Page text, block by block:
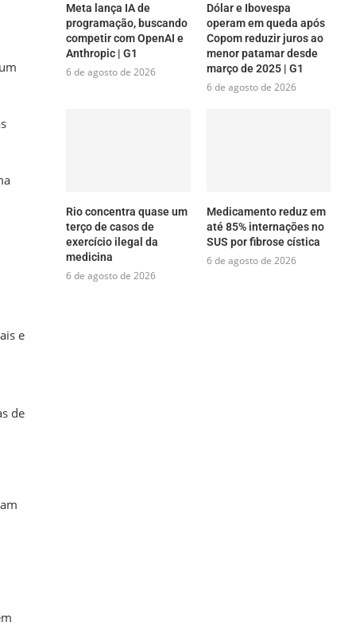
e
de
Meta lança IA de
programação, buscando
competir com OpenAI e
Anthropic | G1
6 de agosto de 2026
Dólar e Ibovespa
operam em queda após
Copom reduzir juros ao
menor patamar desde
março de 2025 | G1
6 de agosto de 2026
Rio concentra quase um
terço de casos de
exercício ilegal da
medicina
6 de agosto de 2026
Medicamento reduz em
até 85% internações no
SUS por fibrose cística
6 de agosto de 2026